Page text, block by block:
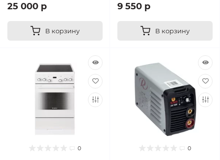
25 000 р
В корзину
9 550 р
В корзину
0 0